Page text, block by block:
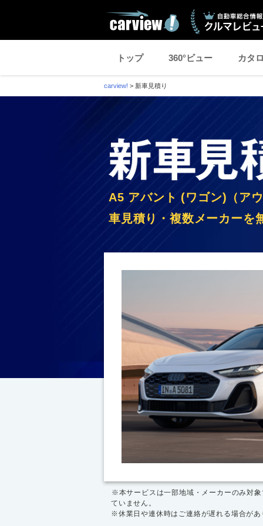
トップ 360°ビュー カタ
carview! > 新車見積り
A5 アバント (ワゴン)（ア
車見積り・複数メーカーを
※本サービスは一部地域・メーカーのみ対象
ていません。
※休業日や連休時はご連絡が遅れる場合があ